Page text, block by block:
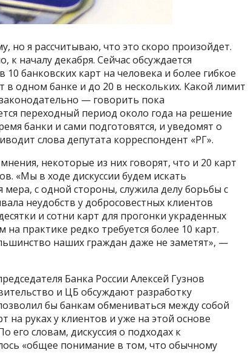
но я рассчитываю, что это скоро произойдет.
началу декабря. Сейчас обсуждается
банковских карт на человека и более гибкое
в одном банке и до 20 в нескольких. Какой лимит
— говорить пока
переходный период около года на решение
банки и сами подготовятся, и уведомят о
слова депутата корреспондент «РГ».
некоторые из них говорят, что и 20 карт
«Мы в ходе дискуссии будем искать
с одной стороны, служила делу борьбы с
неудобств у добросовестных клиентов
и сотни карт для прогонки украденных
практике редко требуется более 10 карт.
наших граждан даже не заметят», —
Банка России Алексей Гузнов
и ЦБ обсуждают разработку
бы банкам обмениваться между собой
руках у клиентов и уже на этой основе
словам, дискуссия о подходах к
«общее понимание в том, что обычному